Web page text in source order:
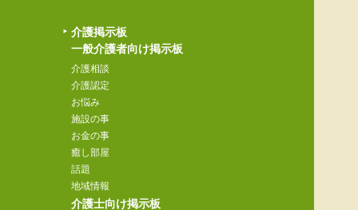
介護掲示板
一般介護者向け掲示板
介護相談
介護認定
お悩み
施設の事
お金の事
癒し部屋
話題
地域情報
介護士向け掲示板